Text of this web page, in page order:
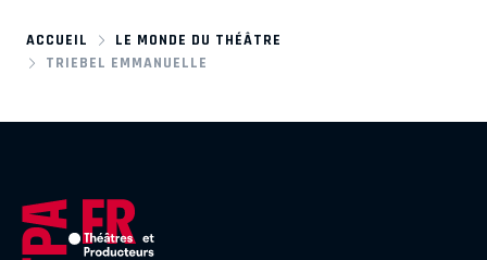
ACCUEIL
LE MONDE DU THÉÂTRE
TRIEBEL EMMANUELLE